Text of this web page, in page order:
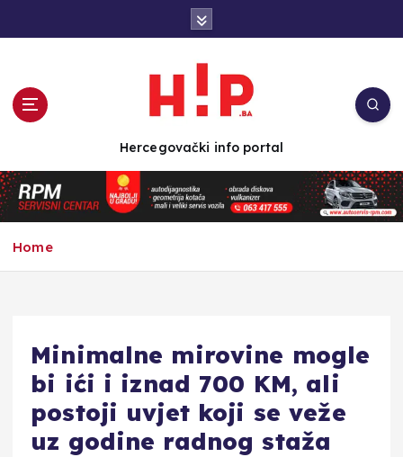
n
t
e
Hercegovački info portal
Home
Minimalne mirovine mogle
bi ići i iznad 700 KM, ali
postoji uvjet koji se veže
uz godine radnog staža